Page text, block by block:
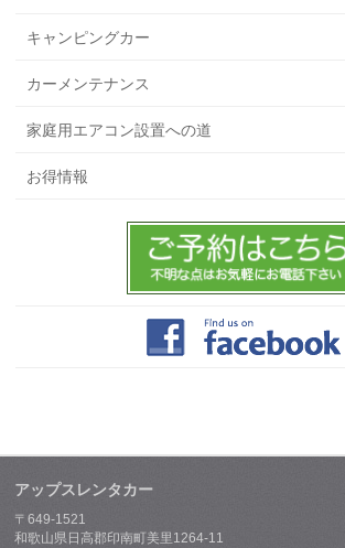
キャンピングカー
カーメンテナンス
家庭用エアコン設置への道
お得情報
アップスレンタカー
〒649-1521
和歌山県日高郡印南町美里1264-11